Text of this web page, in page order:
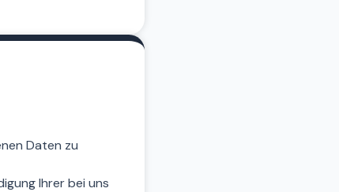
Daten zu
Ihrer bei uns